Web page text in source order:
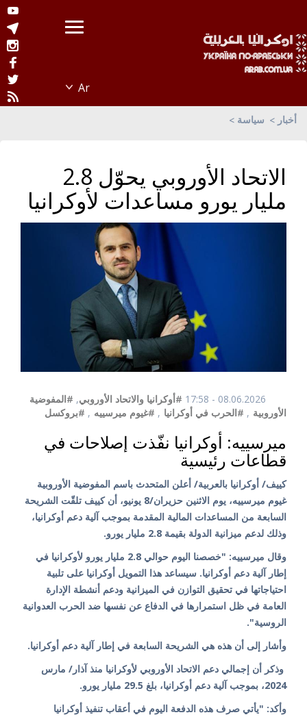
أخبار سياسة
الاتحاد الأوروبي يحوّل 2.8
مليار يورو مساعدات لأوكرانيا
08.06.2026 - 17:58 #أوكرانيا والاتحاد الأوروبي, #المفوضية
الأوروبية , #الحرب في أوكرانيا , #غيوم ميرسييه , #بروكسل
ميرسييه: أوكرانيا نفّذت إصلاحات في
قطاعات رئيسية
كييف/ أوكرانيا بالعربية/ أعلن المتحدث باسم المفوضية الأوروبية
غيوم ميرسييه، يوم الاثنين حزيران/8 يونيو، أن كييف تلقّت الشريحة
السابعة من المساعدات المالية المقدمة بموجب آلية دعم أوكرانيا،
وذلك لدعم ميزانية الدولة بقيمة 2.8 مليار يورو.
وقال ميرسييه: "خصصنا اليوم حوالي 2.8 مليار يورو لأوكرانيا في
إطار آلية دعم أوكرانيا. سيساعد هذا التمويل أوكرانيا على تلبية
احتياجاتها في تحقيق التوازن في الميزانية ودعم أنشطة الإدارة
العامة في ظل استمرارها في الدفاع عن نفسها ضد الحرب العدوانية
الروسية".
وأشار إلى أن هذه هي الشريحة السابعة في إطار آلية دعم أوكرانيا.
وذكر أن إجمالي دعم الاتحاد الأوروبي لأوكرانيا منذ آذار/ مارس
2024، بموجب آلية دعم أوكرانيا، بلغ 29.5 مليار يورو.
وأكد: "يأتي صرف هذه الدفعة اليوم في أعقاب تنفيذ أوكرانيا